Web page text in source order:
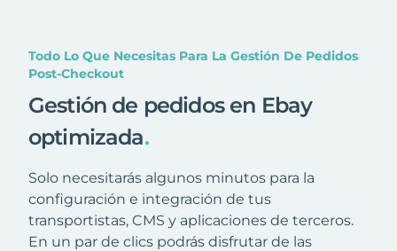
Todo Lo Que Necesitas Para La Gestión De Pedidos
Post-Checkout
Gestión de pedidos en Ebay
optimizada.
Solo necesitarás algunos minutos para la
configuración e integración de tus
transportistas, CMS y aplicaciones de terceros.
En un par de clics podrás disfrutar de las